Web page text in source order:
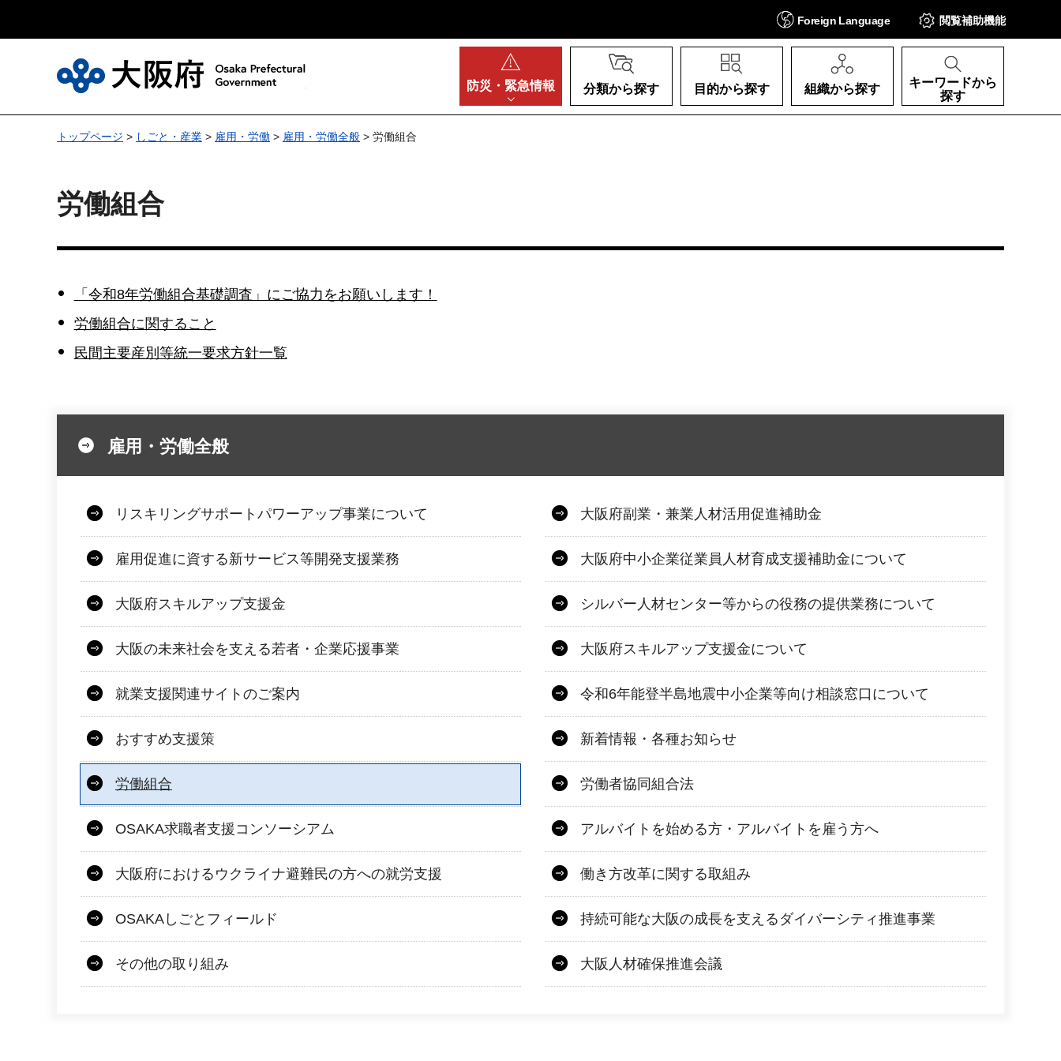
Foreign Language 閲覧補助機能
防災・ 緊急情報 分類から探す 目的から探す 組織から探す
キーワードから
探す
トップページ > しごと・産業 > 雇用・労働 > 雇用・労働全般 > 労働組合
労働組合
「令和8年労働組合基礎調査」にご協力をお願いします！
労働組合に関すること
民間主要産別等統一要求方針一覧
雇用・労働全般
リスキリングサポートパワーアップ事業について 大阪府副業・兼業人材活用促進補助金
雇用促進に資する新サービス等開発支援業務 大阪府中小企業従業員人材育成支援補助金について
大阪府スキルアップ支援金 シルバー人材センター等からの役務の提供業務について
大阪の未来社会を支える若者・企業応援事業 大阪府スキルアップ支援金について
就業支援関連サイトのご案内 令和6年能登半島地震中小企業等向け相談窓口について
おすすめ支援策 新着情報・各種お知らせ
労働組合 労働者協同組合法
OSAKA求職者支援コンソーシアム アルバイトを始める方・アルバイトを雇う方へ
大阪府におけるウクライナ避難民の方への就労支援 働き方改革に関する取組み
OSAKAしごとフィールド 持続可能な大阪の成長を支えるダイバーシティ推進事業
その他の取り組み 大阪人材確保推進会議